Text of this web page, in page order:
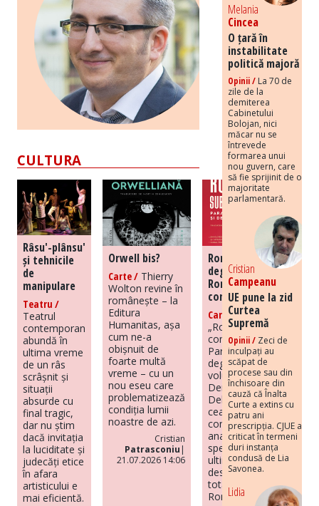
CULTURA
Râsu'-plânsu'
și tehnicile
de
manipulare
Teatru /
Teatrul
contemporan
abundă în
ultima vreme
de un râs
scrâșnit și
situații
absurde cu
final tragic,
dar nu știm
dacă invitația
la luciditate și
judecăți etice
în afara
artisticului e
mai eficientă.
Orwell bis?
Carte / Thierry
Wolton revine în
românește – la
Editura
Humanitas, așa
cum ne-a
obișnuit de
foarte multă
vreme – cu un
nou eseu care
problematizează
condiția lumii
noastre de azi.
Cristian
Patrasconiu |
21.07.2026 14:06
România
degenerată –
România în
comunism
Carte /
„România sub
comunism.
Paradox și
degenerare”,
volumul lui
Dennis
Deletant, este
cea mai
completă
analiză de
specialitate din
ultimii ani
despre regimul
totalitar din
România.
Melania
Cincea
O țară în
instabilitate
politică majoră
Opinii / La 70 de
zile de la
demiterea
Cabinetului
Bolojan, nici
măcar nu se
întrevede
formarea unui
nou guvern, care
să fie sprijinit de o
majoritate
parlamentară.
Cristian
Campeanu
UE pune la zid
Curtea
Supremă
Opinii / Zeci de
inculpați au
scăpat de
procese sau din
închisoare din
cauză că Înalta
Curte a extins cu
patru ani
prescripția. CJUE a
criticat în termeni
duri instanța
condusă de Lia
Savonea.
Lidia